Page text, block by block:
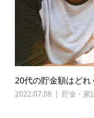
20代の貯金額はど
2022.07.08 貯金・家